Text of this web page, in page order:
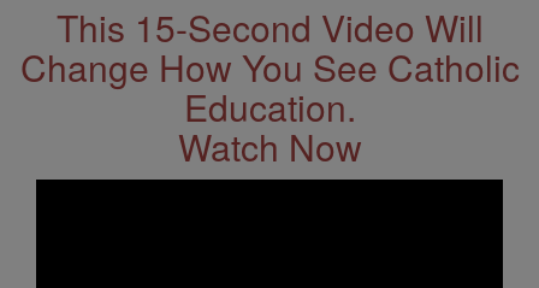
This 15-Second Video Will
Change How You See Catholic
Education.
Watch Now